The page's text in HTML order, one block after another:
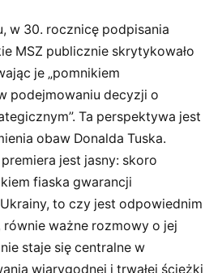
w 30. rocznicę podpisania
MSZ publicznie skrytykowało
je „pomnikiem
podejmowaniu decyzji o
Ta perspektywa jest
obaw Donalda Tuska.
jest jasny: skoro
fiaska gwarancji
to czy jest odpowiednim
równie ważne rozmowy o jej
staje się centralne w
wiarygodnej i trwałej ścieżki